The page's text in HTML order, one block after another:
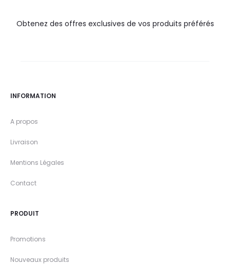
Obtenez des offres exclusives de vos produits préférés
INFORMATION
A propos
Livraison
Mentions Légales
Contact
PRODUIT
Promotions
Nouveaux produits